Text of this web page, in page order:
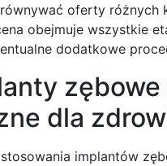
oferty różnych
obejmuje wszystkie
dodatkowe
zębowe
dla
implantów